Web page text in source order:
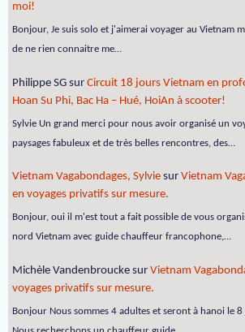
moi!
Bonjour, Je suis solo et j'aimerai voyager au Vietnam
de ne rien connaitre me…
Philippe SG sur Circuit 18 jours Vietnam en
Hoan Su Phi, Bac Ha – Hué, HoiAn à scooter!
Sylvie Un grand merci pour nous avoir organisé un
paysages fabuleux et de très belles rencontres, des…
Vietnam Vagabondages, Sylvie sur Vietnam
en voyages privatifs sur mesure.
Bonjour, oui il m'est tout a fait possible de vous
nord Vietnam avec guide chauffeur francophone,…
Michèle Vandenbroucke sur Vietnam
voyages privatifs sur mesure.
Bonjour Nous sommes 4 adultes et seront à hanoi le